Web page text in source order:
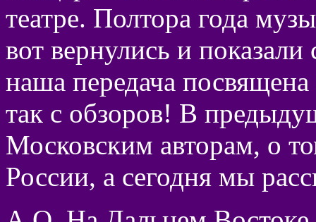
театре. Полтора года
вот вернулись и
наша передача
так с обзоров! В
Московским авторам, о
России, а сегодня мы